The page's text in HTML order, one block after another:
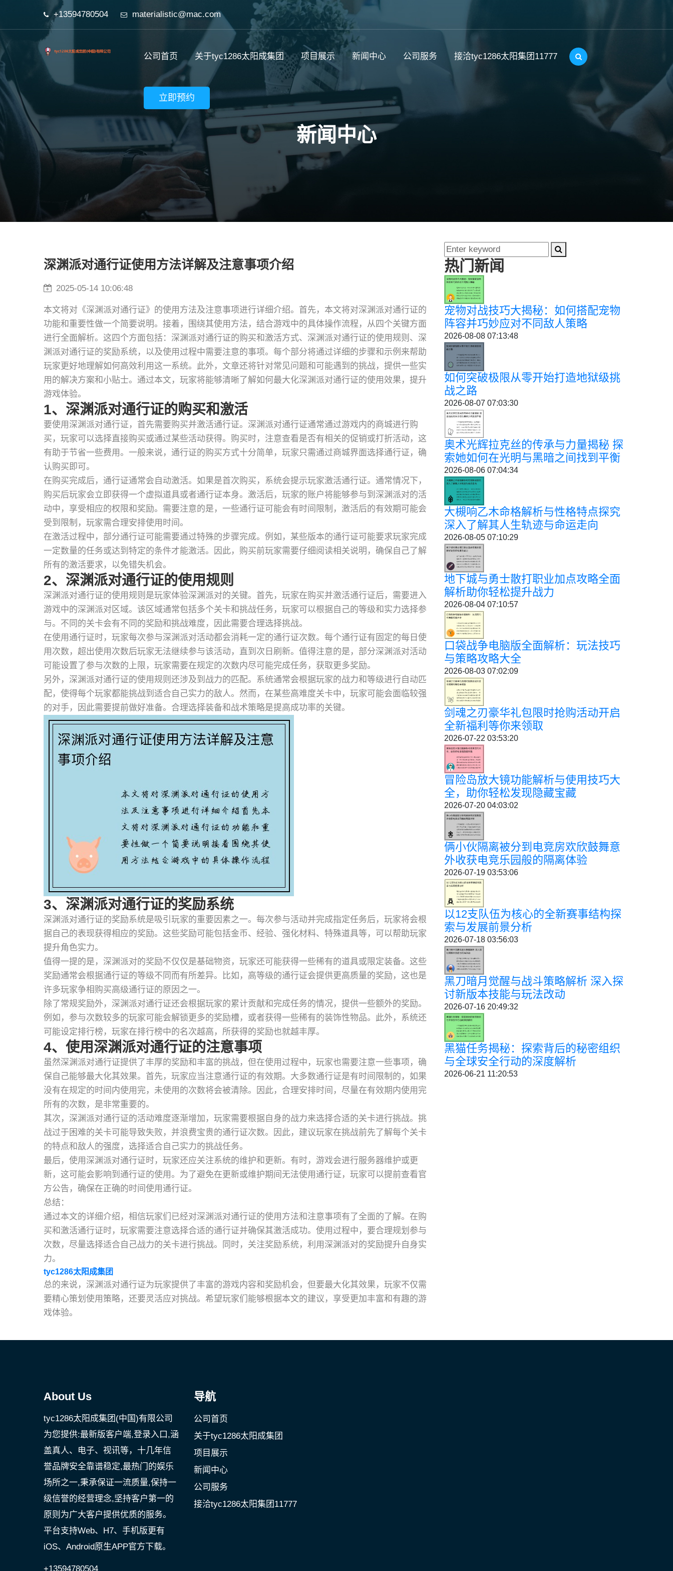
+13594780504 materialistic@mac.com
公司首页 关于tyc1286太阳成集团 项目展示 新闻中心 公司服务 接洽tyc1286太阳集团11777
立即预约
新闻中心
深渊派对通行证使用方法详解及注意事项介绍
2025-05-14 10:06:48
本文将对《深渊派对通行证》的使用方法及注意事项进行详细介绍。首先，本文将对深渊派对通行证的
功能和重要性做一个简要说明。接着，围绕其使用方法，结合游戏中的具体操作流程，从四个关键方面
进行全面解析。这四个方面包括：深渊派对通行证的购买和激活方式、深渊派对通行证的使用规则、深
渊派对通行证的奖励系统，以及使用过程中需要注意的事项。每个部分将通过详细的步骤和示例来帮助
玩家更好地理解如何高效利用这一系统。此外，文章还将针对常见问题和可能遇到的挑战，提供一些实
用的解决方案和小贴士。通过本文，玩家将能够清晰了解如何最大化深渊派对通行证的使用效果，提升
游戏体验。
1、深渊派对通行证的购买和激活
要使用深渊派对通行证，首先需要购买并激活通行证。深渊派对通行证通常通过游戏内的商城进行购
买，玩家可以选择直接购买或通过某些活动获得。购买时，注意查看是否有相关的促销或打折活动，这
有助于节省一些费用。一般来说，通行证的购买方式十分简单，玩家只需通过商城界面选择通行证，确
认购买即可。
在购买完成后，通行证通常会自动激活。如果是首次购买，系统会提示玩家激活通行证。通常情况下，
购买后玩家会立即获得一个虚拟道具或者通行证本身。激活后，玩家的账户将能够参与到深渊派对的活
动中，享受相应的权限和奖励。需要注意的是，一些通行证可能会有时间限制，激活后的有效期可能会
受到限制，玩家需合理安排使用时间。
在激活过程中，部分通行证可能需要通过特殊的步骤完成。例如，某些版本的通行证可能要求玩家完成
一定数量的任务或达到特定的条件才能激活。因此，购买前玩家需要仔细阅读相关说明，确保自己了解
所有的激活要求，以免错失机会。
2、深渊派对通行证的使用规则
深渊派对通行证的使用规则是玩家体验深渊派对的关键。首先，玩家在购买并激活通行证后，需要进入
游戏中的深渊派对区域。该区域通常包括多个关卡和挑战任务，玩家可以根据自己的等级和实力选择参
与。不同的关卡会有不同的奖励和挑战难度，因此需要合理选择挑战。
在使用通行证时，玩家每次参与深渊派对活动都会消耗一定的通行证次数。每个通行证有固定的每日使
用次数，超出使用次数后玩家无法继续参与该活动，直到次日刷新。值得注意的是，部分深渊派对活动
可能设置了参与次数的上限，玩家需要在规定的次数内尽可能完成任务，获取更多奖励。
另外，深渊派对通行证的使用规则还涉及到战力的匹配。系统通常会根据玩家的战力和等级进行自动匹
配，使得每个玩家都能挑战到适合自己实力的敌人。然而，在某些高难度关卡中，玩家可能会面临较强
的对手，因此需要提前做好准备。合理选择装备和战术策略是提高成功率的关键。
3、深渊派对通行证的奖励系统
深渊派对通行证的奖励系统是吸引玩家的重要因素之一。每次参与活动并完成指定任务后，玩家将会根
据自己的表现获得相应的奖励。这些奖励可能包括金币、经验、强化材料、特殊道具等，可以帮助玩家
提升角色实力。
值得一提的是，深渊派对的奖励不仅仅是基础物资，玩家还可能获得一些稀有的道具或限定装备。这些
奖励通常会根据通行证的等级不同而有所差异。比如，高等级的通行证会提供更高质量的奖励，这也是
许多玩家争相购买高级通行证的原因之一。
除了常规奖励外，深渊派对通行证还会根据玩家的累计贡献和完成任务的情况，提供一些额外的奖励。
例如，参与次数较多的玩家可能会解锁更多的奖励槽，或者获得一些稀有的装饰性物品。此外，系统还
可能设定排行榜，玩家在排行榜中的名次越高，所获得的奖励也就越丰厚。
4、使用深渊派对通行证的注意事项
虽然深渊派对通行证提供了丰厚的奖励和丰富的挑战，但在使用过程中，玩家也需要注意一些事项，确
保自己能够最大化其效果。首先，玩家应当注意通行证的有效期。大多数通行证是有时间限制的，如果
没有在规定的时间内使用完，未使用的次数将会被清除。因此，合理安排时间，尽量在有效期内使用完
所有的次数，是非常重要的。
其次，深渊派对通行证的活动难度逐渐增加，玩家需要根据自身的战力来选择合适的关卡进行挑战。挑
战过于困难的关卡可能导致失败，并浪费宝贵的通行证次数。因此，建议玩家在挑战前先了解每个关卡
的特点和敌人的强度，选择适合自己实力的挑战任务。
最后，使用深渊派对通行证时，玩家还应关注系统的维护和更新。有时，游戏会进行服务器维护或更
新，这可能会影响到通行证的使用。为了避免在更新或维护期间无法使用通行证，玩家可以提前查看官
方公告，确保在正确的时间使用通行证。
总结：
通过本文的详细介绍，相信玩家们已经对深渊派对通行证的使用方法和注意事项有了全面的了解。在购
买和激活通行证时，玩家需要注意选择合适的通行证并确保其激活成功。使用过程中，要合理规划参与
次数，尽量选择适合自己战力的关卡进行挑战。同时，关注奖励系统，利用深渊派对的奖励提升自身实
力。
tyc1286太阳成集团
总的来说，深渊派对通行证为玩家提供了丰富的游戏内容和奖励机会，但要最大化其效果，玩家不仅需
要精心策划使用策略，还要灵活应对挑战。希望玩家们能够根据本文的建议，享受更加丰富和有趣的游
戏体验。
热门新闻
宠物对战技巧大揭秘：如何搭配宠物
阵容并巧妙应对不同敌人策略
2026-08-08 07:13:48
如何突破极限从零开始打造地狱级挑
战之路
2026-08-07 07:03:30
奥术光辉拉克丝的传承与力量揭秘 探
索她如何在光明与黑暗之间找到平衡
2026-08-06 07:04:34
大槻响乙木命格解析与性格特点探究
深入了解其人生轨迹与命运走向
2026-08-05 07:10:29
地下城与勇士散打职业加点攻略全面
解析助你轻松提升战力
2026-08-04 07:10:57
口袋战争电脑版全面解析：玩法技巧
与策略攻略大全
2026-08-03 07:02:09
剑魂之刃豪华礼包限时抢购活动开启
全新福利等你来领取
2026-07-22 03:53:20
冒险岛放大镜功能解析与使用技巧大
全，助你轻松发现隐藏宝藏
2026-07-20 04:03:02
俩小伙隔离被分到电竞房欢欣鼓舞意
外收获电竞乐园般的隔离体验
2026-07-19 03:53:06
以12支队伍为核心的全新赛事结构探
索与发展前景分析
2026-07-18 03:56:03
黑刀暗月觉醒与战斗策略解析 深入探
讨新版本技能与玩法改动
2026-07-16 20:49:32
黑猫任务揭秘：探索背后的秘密组织
与全球安全行动的深度解析
2026-06-21 11:20:53
About Us
tyc1286太阳成集团(中国)有限公司
为您提供:最新版客户端,登录入口,涵
盖真人、电子、视讯等，十几年信
誉品牌安全靠谱稳定,最热门的娱乐
场所之一,秉承保证一流质量,保持一
级信誉的经营理念,坚持客户第一的
原则为广大客户提供优质的服务。
平台支持Web、H7、手机版更有
iOS、Android原生APP官方下载。
+13594780504
导航
公司首页
关于tyc1286太阳成集团
项目展示
新闻中心
公司服务
接洽tyc1286太阳集团11777